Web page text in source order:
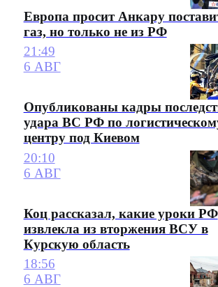
Европа просит Анкару
газ, но только не из РФ
21:49
6 АВГ
Опубликованы кадры
удара ВС РФ по
центру под Киевом
20:10
6 АВГ
Коц рассказал, какие уроки РФ
извлекла из вторжения ВСУ в
Курскую область
18:56
6 АВГ